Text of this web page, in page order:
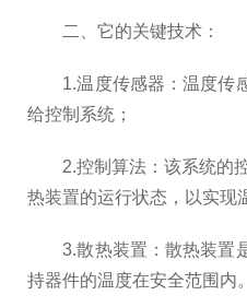
二、它的关键技术：
1.温度传感器：温度传感
给控制系统；
2.控制算法：该系统的控
热装置的运行状态，以实现
3.散热装置：散热装置是
持器件的温度在安全范围内。